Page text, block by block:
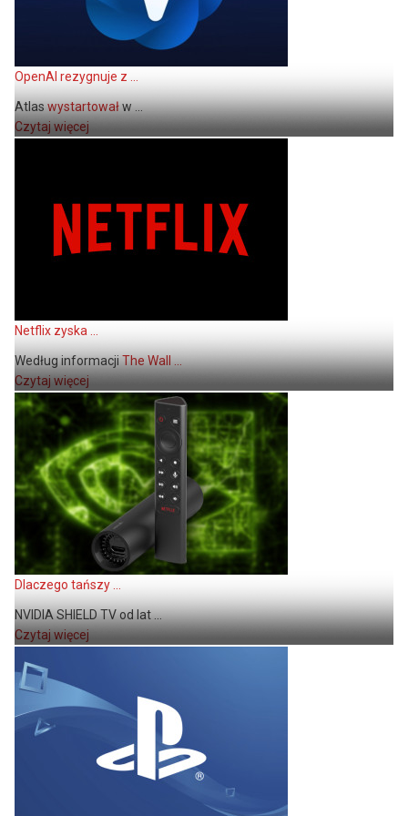
OpenAI rezygnuje z ...
Atlaswystartowałw ...
Czytaj więcej
Netflix zyska ...
Według informacjiThe Wall ...
Czytaj więcej
Dlaczego tańszy ...
NVIDIA SHIELD TV od lat ...
Czytaj więcej